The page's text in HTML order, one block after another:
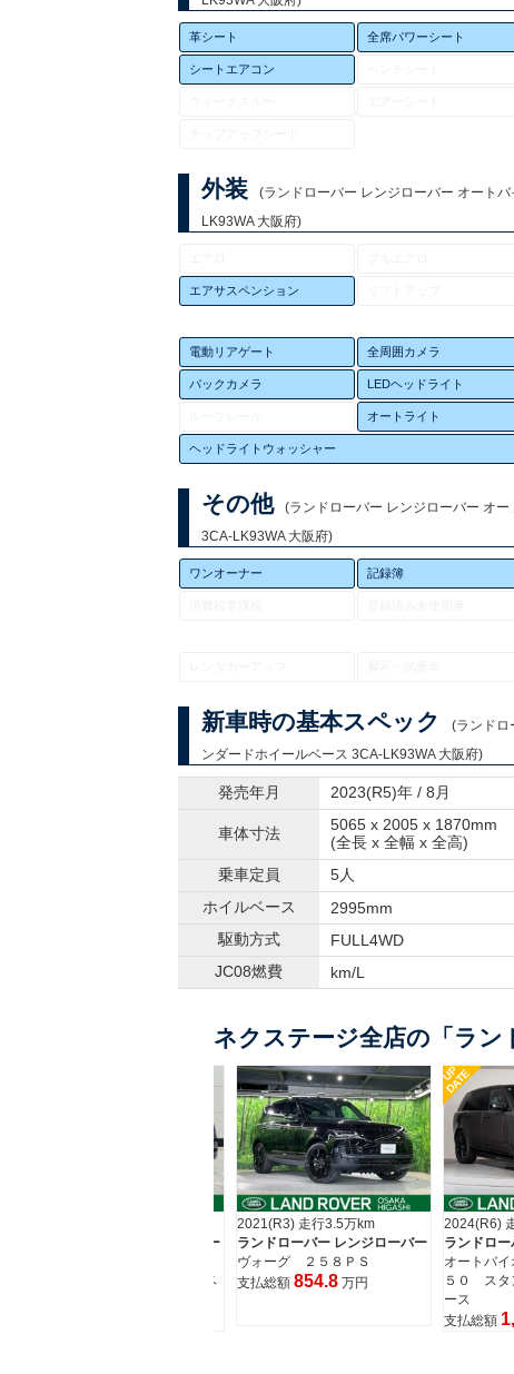
革シート 全席パワーシート
シートエアコン
外装
(ランドローバー レンジローバー オート
LK93WA 大阪府)
エアサスペンション
電動リアゲート 全周囲カメラ
バックカメラ LEDヘッドライト
オートライト
ヘッドライトウォッシャー
その他
(ランドローバー レンジローバー オ
3CA-LK93WA 大阪府)
ワンオーナー 記録簿
新車時の基本スペック
(ランドロ
ンダードホイールベース 3CA-LK93WA 大阪府)
発売年月 2023(R5)年 / 8月
車体寸法
5065 x 2005 x 1870mm
(全長 x 全幅 x 全高)
乗車定員
5人
ホイルベース
2995mm
駆動方式
FULL4WD
JC08燃費
km/L
ネクステージ全店の「ラン
ランドローバー レンジローバー
UP
DATE
2024(R6) 走行1.7万km
ランドローバー レンジローバー
オートバイオグラフィー Ｄ３
５０ スタンダードホイールベ
UP
DATE
2025(R7)
ランドロ
オートバ
５０ スタ
ース
支払総額